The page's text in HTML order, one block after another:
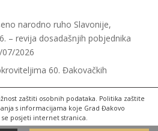
zaštiti osobnih podataka. Politika zaštite
s informacijama koje Grad Đakovo
posjeti internet stranica.
narodno ruho Slavonije,
– revija dosadašnjih pobjednika
07/2026
60. Đakovačkih